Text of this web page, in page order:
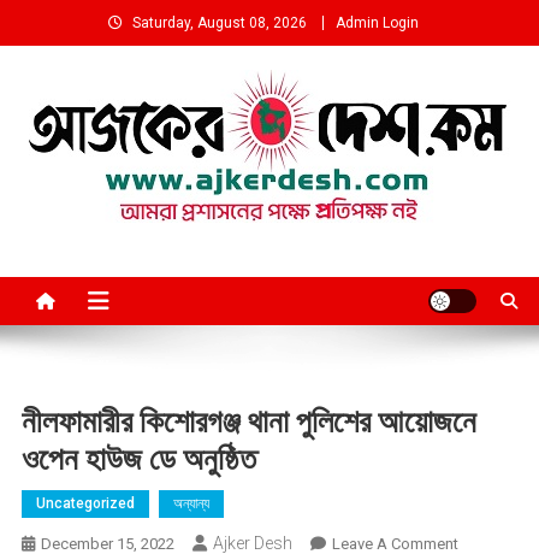
to
Saturday, August 08, 2026 Admin Login
নীলফামারীর কিশোরগঞ্জ থানা পুলিশের আয়োজনে
ওপেন হাউজ ডে অনুষ্ঠিত
Uncategorized অন্যান্য
December 15, 2022 Ajker Desh Leave A CommentOn